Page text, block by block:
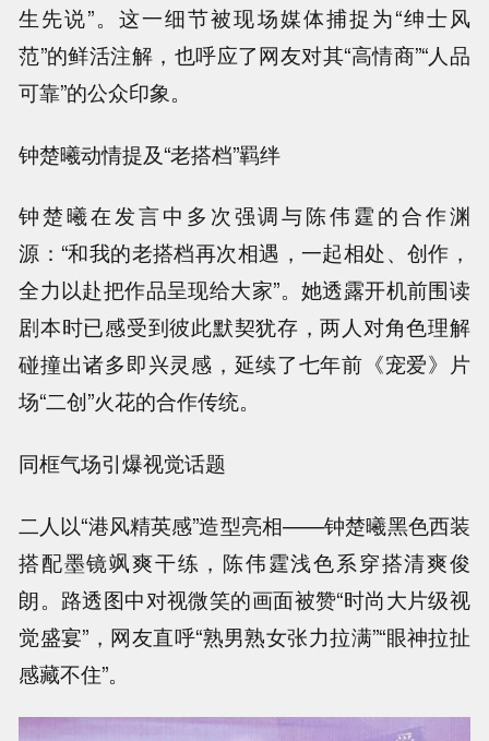
生先说”。这一细节被现场媒体捕捉为“绅士风
范”的鲜活注解，也呼应了网友对其“高情商”“人品
可靠”的公众印象。
钟楚曦动情提及“老搭档”羁绊
钟楚曦在发言中多次强调与陈伟霆的合作渊
源：“和我的老搭档再次相遇，一起相处、创作，
全力以赴把作品呈现给大家”。她透露开机前围读
剧本时已感受到彼此默契犹存，两人对角色理解
碰撞出诸多即兴灵感，延续了七年前《宠爱》片
场“二创”火花的合作传统。
同框气场引爆视觉话题
二人以“港风精英感”造型亮相——钟楚曦黑色西装
搭配墨镜飒爽干练，陈伟霆浅色系穿搭清爽俊
朗。路透图中对视微笑的画面被赞“时尚大片级视
觉盛宴”，网友直呼“熟男熟女张力拉满”“眼神拉扯
感藏不住”。